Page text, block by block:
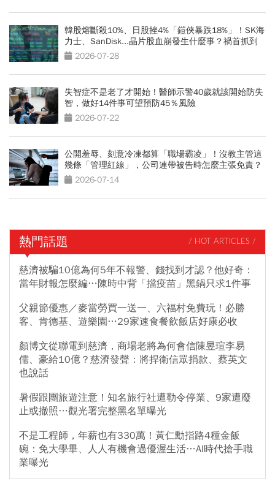
韓股熔斷殺10%、日股挫4%「鎧俠暴跌18%」！SK海
力士、SanDisk...晶片股血崩發生什麼事？禍首抓到
了 2026-07-28
失智症不是老了才開始！醫師示警40歲就該開始防失
智，做好14件事可望預防45％風險
2026-07-22
公開羞辱、刻意冷凍都算「職場霸凌」！沒教主管這
幾條「管理紅線」，公司連帶被告時怎麼主張免責？
2026-07-14
熱門話題 / HOT ARTICLES /
慈濟被騙10億為何5年不報警、錢找到才認？他好奇：
當年財報怎麼編…陳時中背「擋疫苗」黑鍋只求1件事
父親節優惠／麥當勞買一送一、六福村免費玩！必勝
客、肯德基、遊樂園…29家速食餐飲飯店好康必收
顏博文從聯電到慈濟，商場老將為何會信陳昱瑄李易
儒、豪給10億？慈濟發聲：將捍衛信眾捐款、蔡英文
也說話
暑假跟團旅遊注意！知名旅行社遭勒令停業、9家遭廢
止或撤照…觀光署完整黑名單曝光
不是工程師，年薪也有330萬！黃仁勳指路4種金飯
碗：免大學畢、人人有機會過優渥生活…AI時代搶手職
業曝光